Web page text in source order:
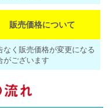
販売価格について
なく販売価格が変更になる
がございます